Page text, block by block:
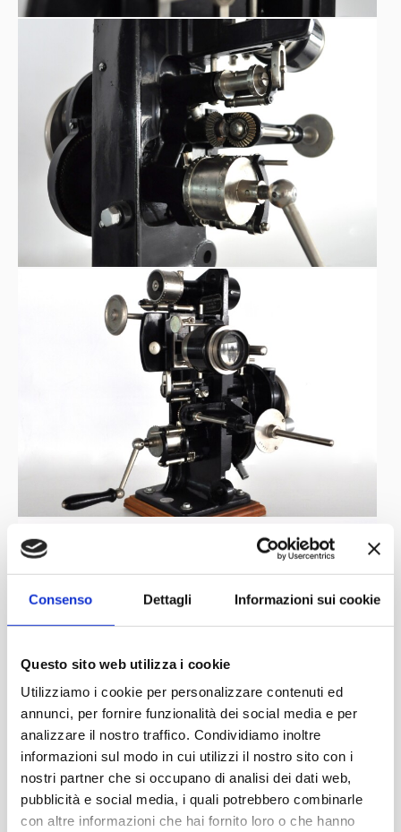
Consenso Dettagli Informazioni sui cookie
Questo sito web utilizza i cookie
Utilizziamo i cookie per personalizzare contenuti ed
annunci, per fornire funzionalità dei social media e per
analizzare il nostro traffico. Condividiamo inoltre
informazioni sul modo in cui utilizzi il nostro sito con i
nostri partner che si occupano di analisi dei dati web,
pubblicità e social media, i quali potrebbero combinarle
con altre informazioni che hai fornito loro o che hanno